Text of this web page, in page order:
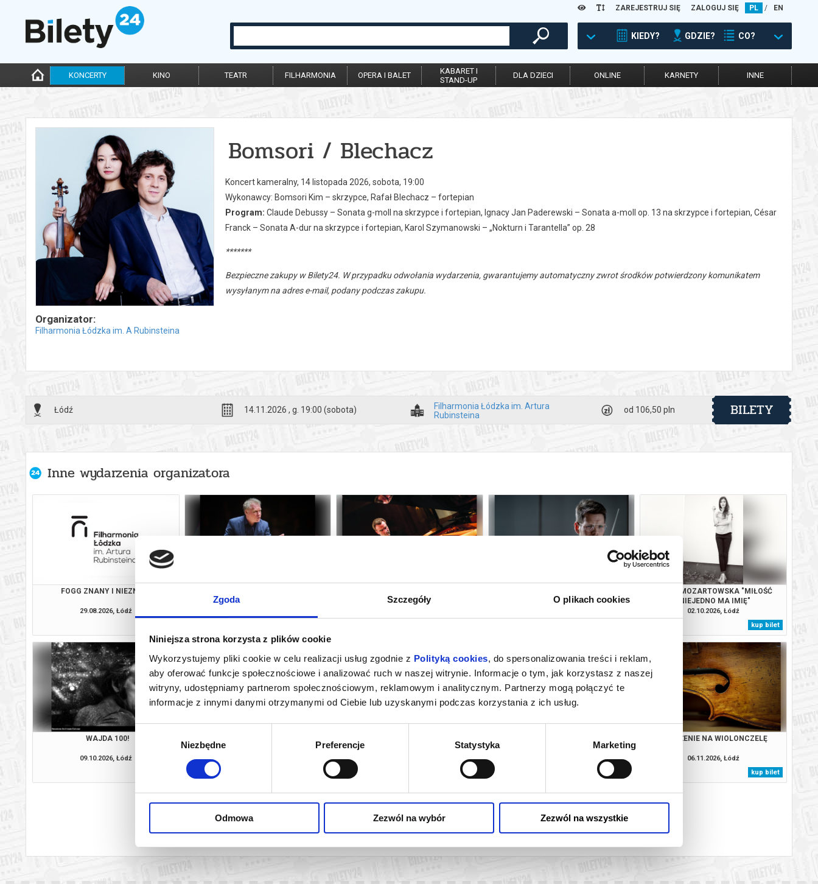
Zgoda Szczegóły O plikach cookies
Niniejsza strona korzysta z plików cookie
Wykorzystujemy pliki cookie w celu realizacji usług zgodnie z Polityką cookies, do spersonalizowania treści i reklam,
aby oferować funkcje społecznościowe i analizować ruch w naszej witrynie. Informacje o tym, jak korzystasz z naszej
witryny, udostępniamy partnerom społecznościowym, reklamowym i analitycznym. Partnerzy mogą połączyć te
informacje z innymi danymi otrzymanymi od Ciebie lub uzyskanymi podczas korzystania z ich usług.
Wybór
Niezbędne Preferencje Statystyka Marketing
Odmowa Zezwól na wybór Zezwól na wszystkie
ZAREJESTRUJ SIĘ ZALOGUJ SIĘ PL / EN
KIEDY? GDZIE? CO?
KONCERTY KINO TEATR FILHARMONIA OPERA I BALET
KABARET I
STAND-UP
DLA DZIECI ONLINE KARNETY INNE
Organizator:
Filharmonia Łódzka im. A Rubinsteina
Bomsori / Blechacz
Koncert kameralny, 14 listopada 2026, sobota, 19:00
Wykonawcy: Bomsori Kim – skrzypce, Rafał Blechacz – fortepian
Program: Claude Debussy – Sonata g-moll na skrzypce i fortepian, Ignacy Jan Paderewski – Sonata a-moll op. 13 na skrzypce i fortepian, César
Franck – Sonata A-dur na skrzypce i fortepian, Karol Szymanowski – „Nokturn i Tarantella” op. 28
*******
Bezpieczne zakupy w Bilety24. W przypadku odwołania wydarzenia, gwarantujemy automatyczny zwrot środków potwierdzony komunikatem
wysyłanym na adres e-mail, podany podczas zakupu.
Łódź 14.11.2026 , g. 19:00 (sobota)
Filharmonia Łódzka im. Artura
Rubinsteina
od 106,50 pln BILETY
Inne wydarzenia organizatora
FOGG ZNANY I NIEZNANY
29.08.2026, Łódź
ARTYSTYCZNEGO 2026/2027
GALA MOZARTOWSKA "MIŁOŚĆ
NIEJEDNO MA IMIĘ"
02.10.2026, Łódź
kup bilet
WAJDA 100!
09.10.2026, Łódź
kup bilet
kup bilet
kup bilet
ZBLIŻENIE NA WIOLONCZELĘ
06.11.2026, Łódź
kup bilet
więcej